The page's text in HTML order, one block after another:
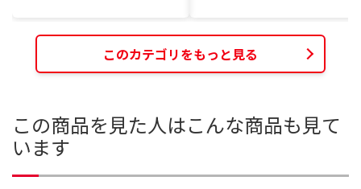
このカテゴリをもっと見る
この商品を見た人はこんな商品も見て
います